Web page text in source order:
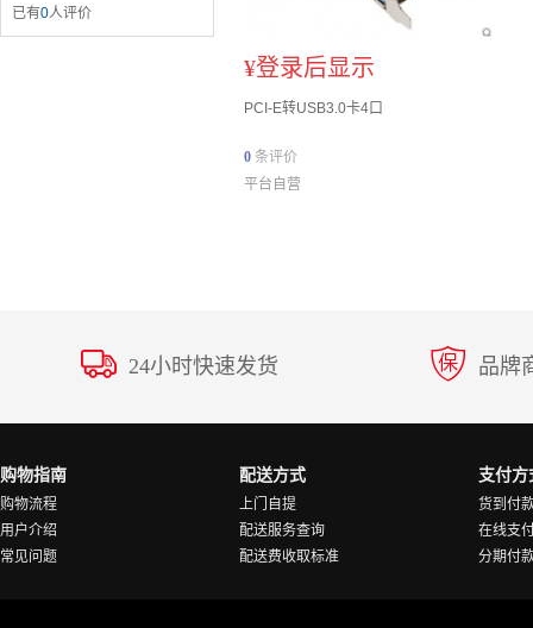
已有0人评价
¥登录后显示
PCI-E转USB3.0卡4口
0 条评价
平台自营
24小时快速发货 品牌
购物指南
购物流程
用户介绍
常见问题
配送方式
上门自提
配送服务查询
配送费收取标准
支付方
货到付
在线支
分期付